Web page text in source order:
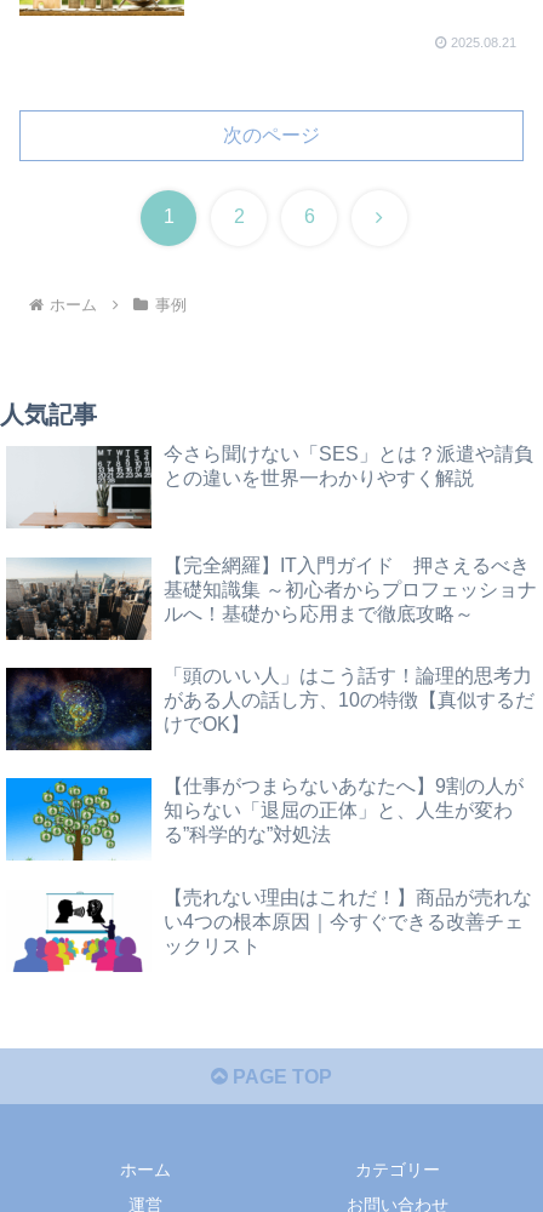
2025.08.21
次のページ
1 2 6 次
ホーム 事例
人気記事
今さら聞けない「SES」とは？派遣や請負
との違いを世界一わかりやすく解説
【完全網羅】IT入門ガイド 押さえるべき
基礎知識集 ～初心者からプロフェッショナ
ルへ！基礎から応用まで徹底攻略～
「頭のいい人」はこう話す！論理的思考力
がある人の話し方、10の特徴【真似するだ
けでOK】
【仕事がつまらないあなたへ】9割の人が
知らない「退屈の正体」と、人生が変わ
る”科学的な”対処法
【売れない理由はこれだ！】商品が売れな
い4つの根本原因｜今すぐできる改善チェ
ックリスト
PAGE TOP
ホーム
カテゴリー
運営
お問い合わせ